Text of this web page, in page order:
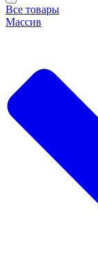
Все товары
Массив